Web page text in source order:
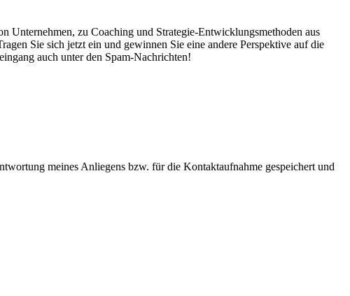
Unternehmen, zu Coaching und Strategie-Entwicklungsmethoden aus
Sie sich jetzt ein und gewinnen Sie eine andere Perspektive auf die
auch unter den Spam-Nachrichten!
meines Anliegens bzw. für die Kontaktaufnahme gespeichert und